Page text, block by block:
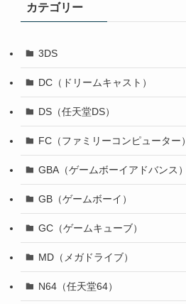
カテゴリー
3DS
DC（ドリームキャスト）
DS（任天堂DS）
FC（ファミリーコンピューター）
GBA（ゲームボーイアドバンス）
GB（ゲームボーイ）
GC（ゲームキューブ）
MD（メガドライブ）
N64（任天堂64）